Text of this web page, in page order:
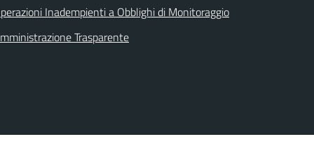
Inadempienti a Obblighi di Monitoraggio
Trasparente